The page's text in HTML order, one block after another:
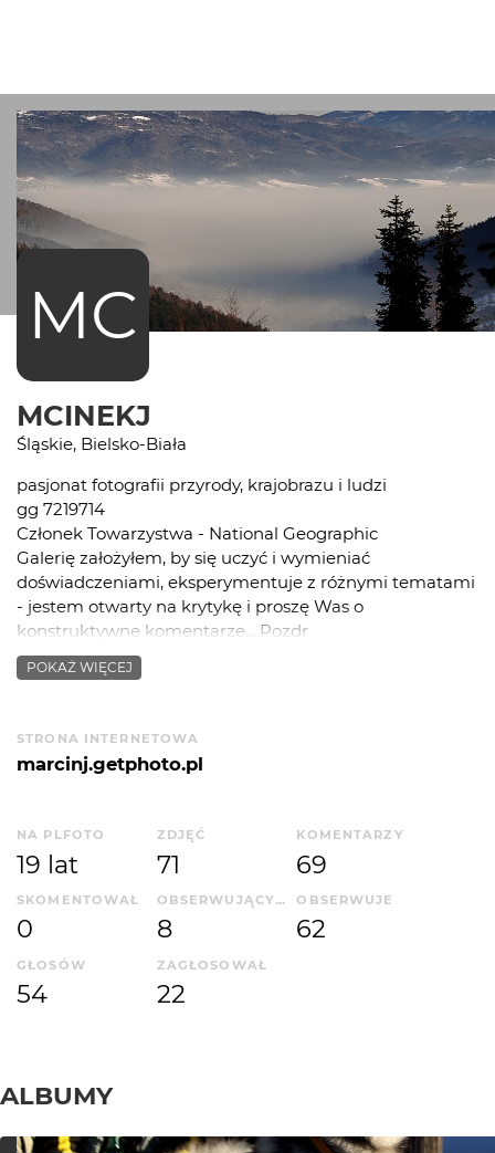
MC
MCINEKJ
Śląskie, Bielsko-Biała
pasjonat fotografii przyrody, krajobrazu i ludzi
gg 7219714
Członek Towarzystwa - National Geographic
Galerię założyłem, by się uczyć i wymieniać
doświadczeniami, eksperymentuje z różnymi tematami
- jestem otwarty na krytykę i proszę Was o
konstruktywne komentarze... Pozdr
Do pracy: Olympus E-400d
POKAŻ WIĘCEJ
STRONA INTERNETOWA
marcinj.getphoto.pl
NA PLFOTO
19 lat
ZDJĘĆ
71
KOMENTARZY
69
SKOMENTOWAŁ
0
OBSERWUJĄCYCH
8
OBSERWUJE
62
GŁOSÓW
54
ZAGŁOSOWAŁ
22
ALBUMY